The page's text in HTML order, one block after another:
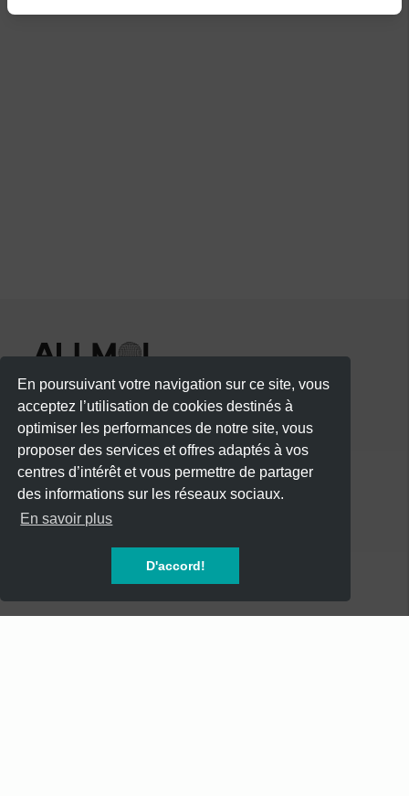
En poursuivant votre navigation sur ce site, vous
acceptez l’utilisation de cookies destinés à
optimiser les performances de notre site, vous
proposer des services et offres adaptés à vos
centres d’intérêt et vous permettre de partager
des informations sur les réseaux sociaux.
En savoir plus
D'accord!
CATÉGORIES